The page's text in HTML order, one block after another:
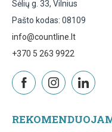
Sėlių g. 33, Vilnius
Pašto kodas: 08109
info@countline.lt
+370 5 263 9922